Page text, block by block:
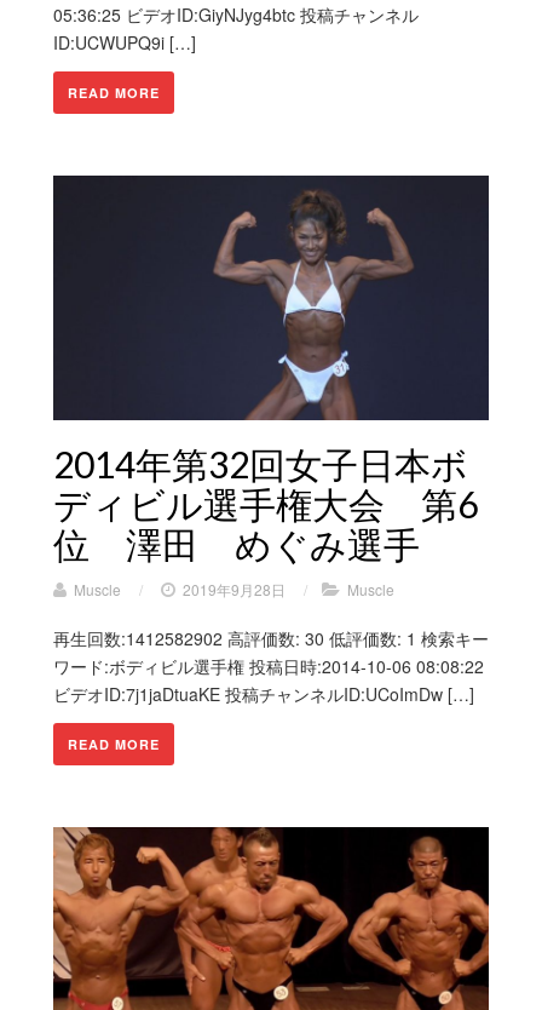
05:36:25 ビデオID:GiyNJyg4btc 投稿チャンネル
ID:UCWUPQ9i […]
READ MORE
2014年第32回女子日本ボ
ディビル選手権大会 第6
位 澤田 めぐみ選手
Muscle / 2019年9月28日 / Muscle
再生回数:1412582902 高評価数: 30 低評価数: 1 検索キー
ワード:ボディビル選手権 投稿日時:2014-10-06 08:08:22
ビデオID:7j1jaDtuaKE 投稿チャンネルID:UCoImDw […]
READ MORE